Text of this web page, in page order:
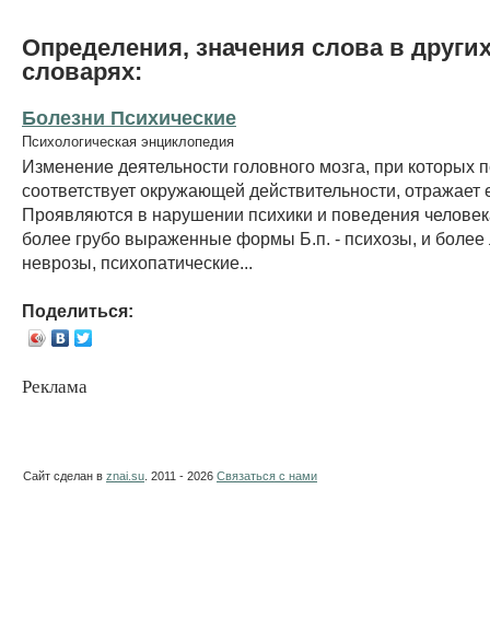
Определения, значения слова в
словарях:
Болезни Психические
Психологическая энциклопедия
Изменение деятельности головного мозга, при которых
соответствует окружающей действительности, отражает
Проявляются в нарушении психики и поведения
более грубо выраженные формы Б.п. - психозы, и более
неврозы, психопатические...
Поделиться:
Реклама
Сайт сделан в znai.su . 2011 - 2026 Связаться с нами